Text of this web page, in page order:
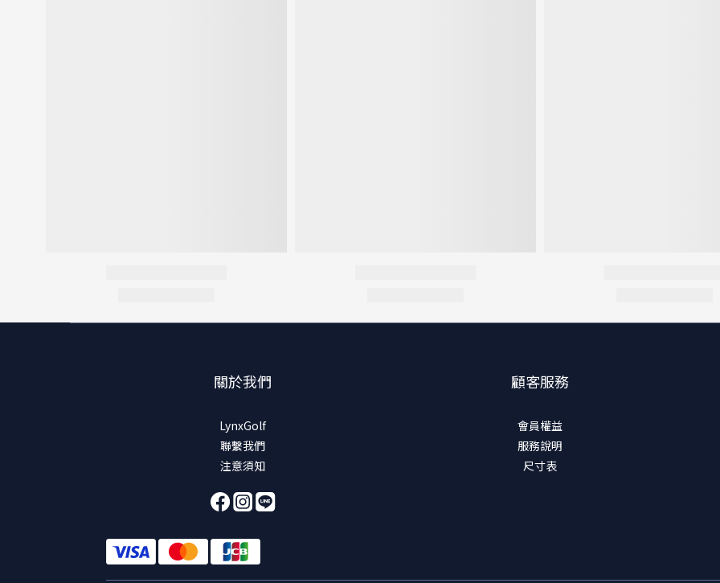
關於我們
LynxGolf
聯繫我們
注意須知
顧客服務
會員權益
服務說明
尺寸表